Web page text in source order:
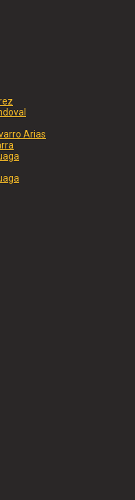
Arias